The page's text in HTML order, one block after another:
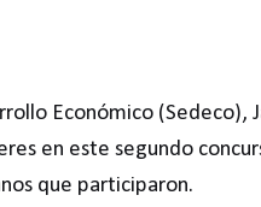
Económico (Sedeco),
en este segundo
que participaron.